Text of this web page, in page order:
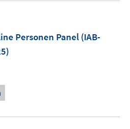
Personen Panel (IAB-